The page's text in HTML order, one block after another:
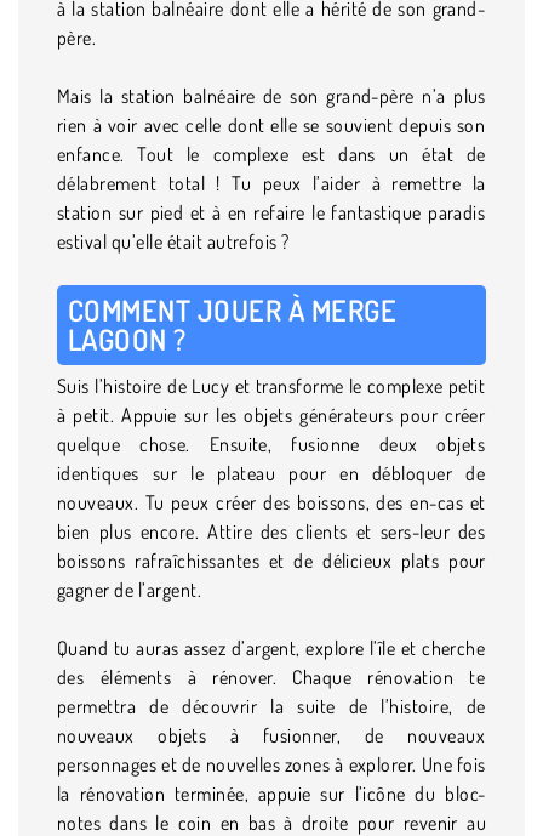
à la station balnéaire dont elle a hérité de son grand-
père.
Mais la station balnéaire de son grand-père n’a plus
rien à voir avec celle dont elle se souvient depuis son
enfance. Tout le complexe est dans un état de
délabrement total ! Tu peux l’aider à remettre la
station sur pied et à en refaire le fantastique paradis
estival qu’elle était autrefois ?
COMMENT JOUER À MERGE
LAGOON ?
Suis l’histoire de Lucy et transforme le complexe petit
à petit. Appuie sur les objets générateurs pour créer
quelque chose. Ensuite, fusionne deux objets
identiques sur le plateau pour en débloquer de
nouveaux. Tu peux créer des boissons, des en-cas et
bien plus encore. Attire des clients et sers-leur des
boissons rafraîchissantes et de délicieux plats pour
gagner de l’argent.
Quand tu auras assez d’argent, explore l’île et cherche
des éléments à rénover. Chaque rénovation te
permettra de découvrir la suite de l’histoire, de
nouveaux objets à fusionner, de nouveaux
personnages et de nouvelles zones à explorer. Une fois
la rénovation terminée, appuie sur l’icône du bloc-
notes dans le coin en bas à droite pour revenir au